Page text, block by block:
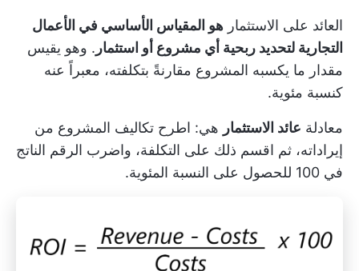
العائد على الاستثمار هو المقياس الأساسي في الأعمال
التجارية لتحديد ربحية أي مشروع أو استثمار . وهو يقيس
مقدار ما يكسبه المشروع مقارنةً بتكلفته، معبراً عنه
كنسبة مئوية.
معادلة عائد الاستثمار هي: اطرح تكاليف المشروع من
إيراداته، ثم اقسم ذلك على التكلفة، واضرب الرقم الناتج
في 100 للحصول على النسبة المئوية.